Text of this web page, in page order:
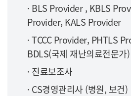
· BLS Provider , KBLS
Provider, KALS Provider
· TCCC Provider, PHTLS
BDLS(국제 재난의료전문가)
· 진료보조사
· CS경영관리사 (병원, 보건)